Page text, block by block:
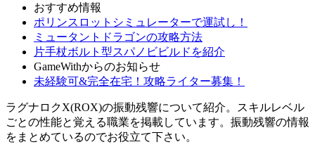
おすすめ情報
ポリンスロットシミュレーターで運試し！
ミュータントドラゴンの攻略方法
片手杖ボルト型スパノビビルドを紹介
GameWithからのお知らせ
未経験可&完全在宅！攻略ライター募集！
ラグナロクX(ROX)の振動残響について紹介。スキルレベル
ごとの性能と覚える職業を掲載しています。振動残響の情報
をまとめているのでお役立て下さい。